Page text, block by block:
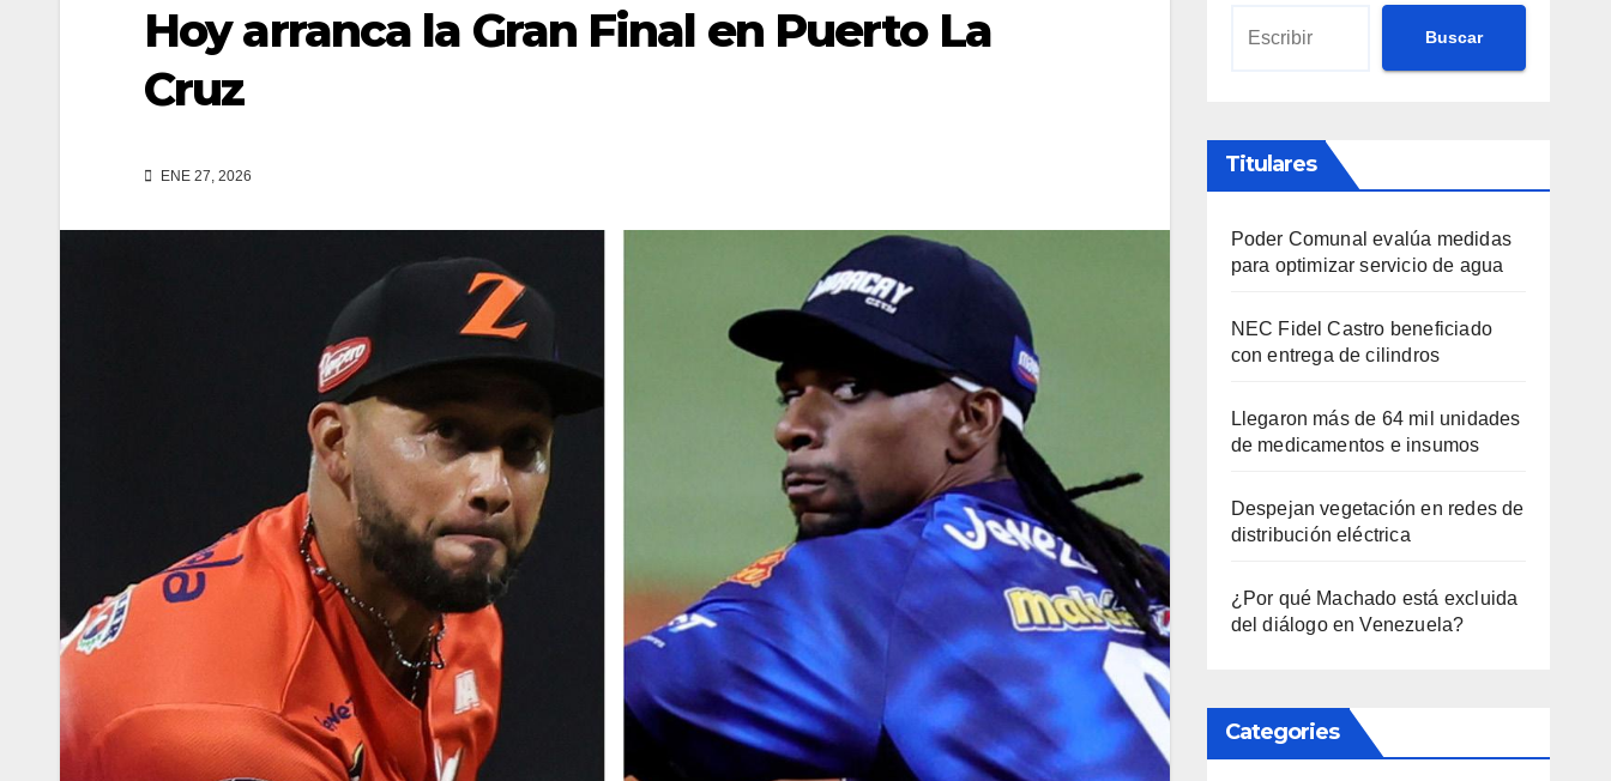
Hoy arranca la Gran Final en Puerto La
Cruz
ENE 27, 2026
Buscar
Titulares
Poder Comunal evalúa medidas
para optimizar servicio de agua
NEC Fidel Castro beneficiado
con entrega de cilindros
Llegaron más de 64 mil unidades
de medicamentos e insumos
Despejan vegetación en redes de
distribución eléctrica
¿Por qué Machado está excluida
del diálogo en Venezuela?
Categories